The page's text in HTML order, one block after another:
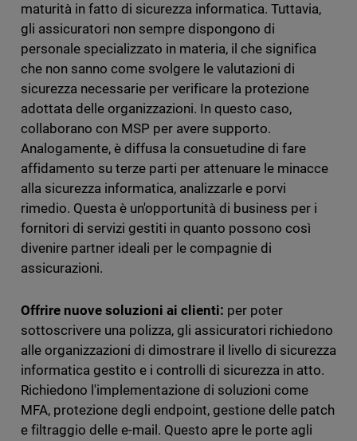
maturità in fatto di sicurezza informatica. Tuttavia,
gli assicuratori non sempre dispongono di
personale specializzato in materia, il che significa
che non sanno come svolgere le valutazioni di
sicurezza necessarie per verificare la protezione
adottata delle organizzazioni. In questo caso,
collaborano con MSP per avere supporto.
Analogamente, è diffusa la consuetudine di fare
affidamento su terze parti per attenuare le minacce
alla sicurezza informatica, analizzarle e porvi
rimedio. Questa è un'opportunità di business per i
fornitori di servizi gestiti in quanto possono così
divenire partner ideali per le compagnie di
assicurazioni.
Offrire nuove soluzioni ai clienti: per poter
sottoscrivere una polizza, gli assicuratori richiedono
alle organizzazioni di dimostrare il livello di sicurezza
informatica gestito e i controlli di sicurezza in atto.
Richiedono l'implementazione di soluzioni come
MFA, protezione degli endpoint, gestione delle patch
e filtraggio delle e-mail. Questo apre le porte agli